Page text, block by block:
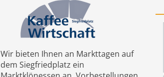
Wir bieten Ihnen an Markttagen auf
dem Siegfriedplatz ein